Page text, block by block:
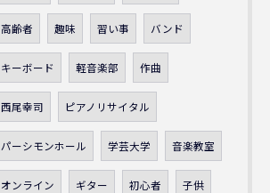
高齢者 趣味 習い事 バンド
キーボード 軽音楽部 作曲
西尾幸司 ピアノリサイタル
パーシモンホール 学芸大学 音楽教室
オンライン ギター 初心者 子供